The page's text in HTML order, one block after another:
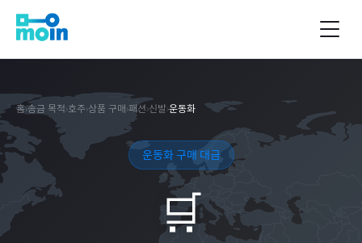
홈›송금 목적›호주›상품 구매 ›패션›신발›운동화
운동화 구매 대금
🛒